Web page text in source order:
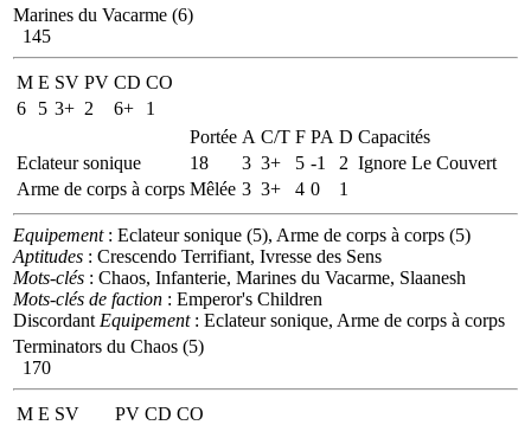
Marines du Vacarme (6)
145
M E SV PV CD CO
6
5 3+ 2 6+
1
Portée A C/T F PA D Capacités
Eclateur sonique
18 3 3+ 5 -1 2 Ignore Le Couvert
Arme de corps à corps Mêlée 3 3+ 4 0 1
Equipement: Eclateur sonique (5), Arme de corps à corps (5)
Aptitudes : Crescendo Terrifiant, Ivresse des Sens
Mots-clés : Chaos, Infanterie, Marines du Vacarme, Slaanesh
Mots-clés de faction : Emperor's Children
Discordant Equipement: Eclateur sonique, Arme de corps à corps
Terminators du Chaos (5)
170
M E SV PV CD CO